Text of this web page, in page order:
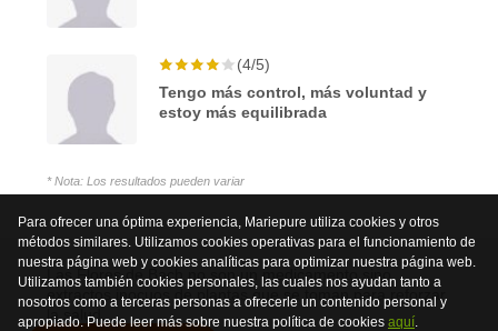
(4/5)
Tengo más control, más voluntad y
estoy más equilibrada
* Nota: Los resultados pueden variar
Para ofrecer una óptima experiencia, Mariepure utiliza cookies y otros
métodos similares. Utilizamos cookies operativas para el funcionamiento de
nuestra página web y cookies analíticas para optimizar nuestra página web.
Utilizamos también cookies personales, las cuales nos ayudan tanto a
nosotros como a terceras personas a ofrecerle un contenido personal y
apropiado. Puede leer más sobre nuestra política de cookies aquí
Las Flores de Bach no son un medicamento sino
extractos inocuos de plantas que se toman para reforzar
la salud.